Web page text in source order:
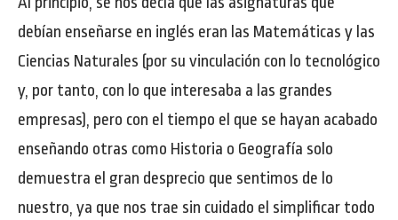
debían enseñarse en inglés eran las Matemáticas y las
Ciencias Naturales (por su vinculación con lo tecnológico
y, por tanto, con lo que interesaba a las grandes
empresas), pero con el tiempo el que se hayan acabado
enseñando otras como Historia o Geografía solo
demuestra el gran desprecio que sentimos de lo
nuestro, ya que nos trae sin cuidado el simplificar todo